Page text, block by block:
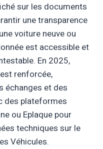
sur les documents
une transparence
voiture neuve ou
est accessible et
En 2025,
renforcée,
échanges et des
des plateformes
ou Eplaque pour
techniques sur le
Véhicules.